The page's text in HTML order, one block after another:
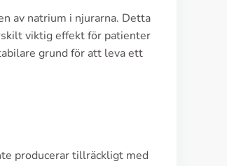
av natrium i njurarna. Detta
viktig effekt för patienter
grund för att leva ett
producerar tillräckligt med